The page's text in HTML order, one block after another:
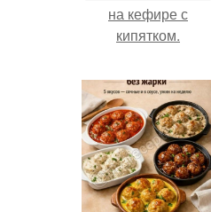
на кефире с
кипятком.